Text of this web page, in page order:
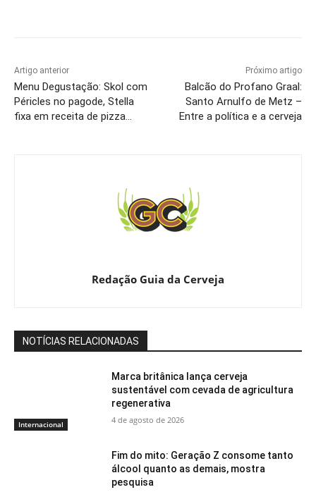
Artigo anterior
Menu Degustação: Skol com
Péricles no pagode, Stella
fixa em receita de pizza…
Próximo artigo
Balcão do Profano Graal:
Santo Arnulfo de Metz –
Entre a política e a cerveja
Redação Guia da Cerveja
NOTÍCIAS RELACIONADAS
Internacional
Marca britânica lança cerveja
sustentável com cevada de agricultura
regenerativa
4 de agosto de 2026
Fim do mito: Geração Z consome tanto
álcool quanto as demais, mostra
pesquisa